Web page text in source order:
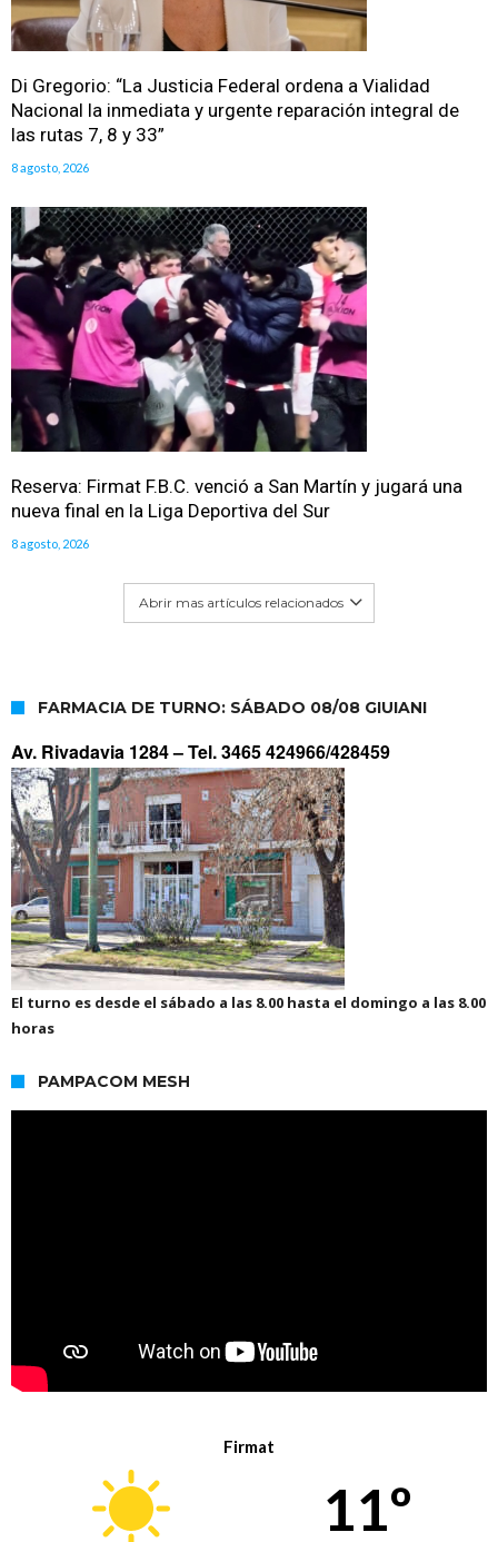
Di Gregorio: “La Justicia Federal ordena a Vialidad
Nacional la inmediata y urgente reparación integral de
las rutas 7, 8 y 33”
8 agosto, 2026
Reserva: Firmat F.B.C. venció a San Martín y jugará una
nueva final en la Liga Deportiva del Sur
8 agosto, 2026
Abrir mas artículos relacionados
FARMACIA DE TURNO: SÁBADO 08/08 GIUIANI
Av. Rivadavia 1284 –Tel. 3465 424966/428459
El turno es desde el sábado a las 8.00 hasta el domingo a las 8.00
horas
PAMPACOM MESH
Firmat
11º